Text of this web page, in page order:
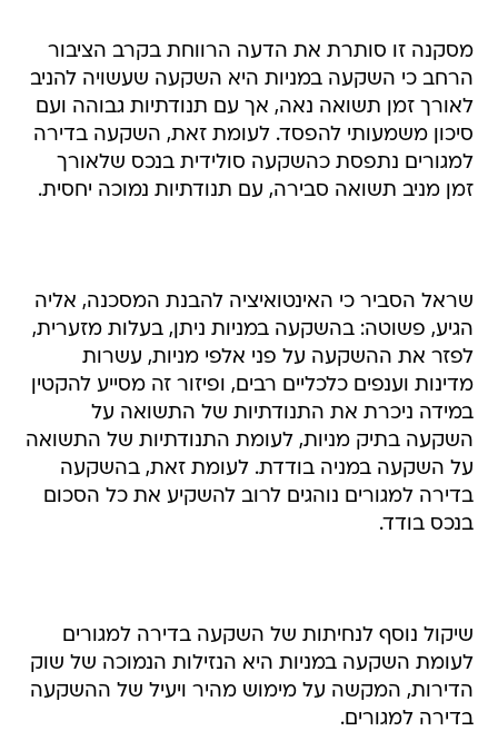
מסקנה זו סותרת את הדעה הרווחת בקרב הציבור
הרחב כי השקעה במניות היא השקעה שעשויה להניב
לאורך זמן תשואה נאה, אך עם תנודתיות גבוהה ועם
סיכון משמעותי להפסד. לעומת זאת, השקעה בדירה
למגורים נתפסת כהשקעה סולידית בנכס שלאורך
זמן מניב תשואה סבירה, עם תנודתיות נמוכה יחסית.
שראל הסביר כי האינטואיציה להבנת המסכנה, אליה
הגיע, פשוטה: בהשקעה במניות ניתן, בעלות מזערית,
לפזר את ההשקעה על פני אלפי מניות, עשרות
מדינות וענפים כלכליים רבים, ופיזור זה מסייע להקטין
במידה ניכרת את התנודתיות של התשואה על
השקעה בתיק מניות, לעומת התנודתיות של התשואה
על השקעה במניה בודדת. לעומת זאת, בהשקעה
בדירה למגורים נוהגים לרוב להשקיע את כל הסכום
בנכס בודד.
שיקול נוסף לנחיתות של השקעה בדירה למגורים
לעומת השקעה במניות היא הנזילות הנמוכה של שוק
הדירות, המקשה על מימוש מהיר ויעיל של ההשקעה
בדירה למגורים.